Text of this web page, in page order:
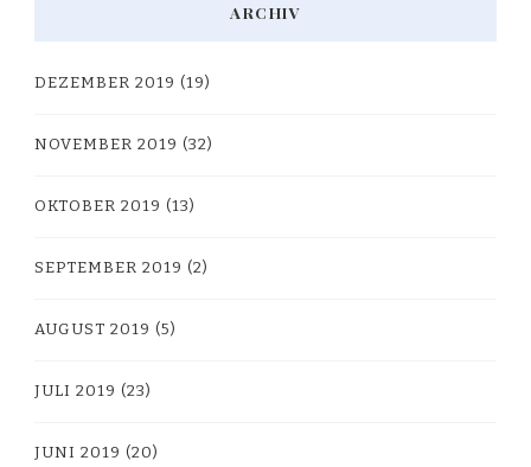
ARCHIV
DEZEMBER 2019 (19)
NOVEMBER 2019 (32)
OKTOBER 2019 (13)
SEPTEMBER 2019 (2)
AUGUST 2019 (5)
JULI 2019 (23)
JUNI 2019 (20)